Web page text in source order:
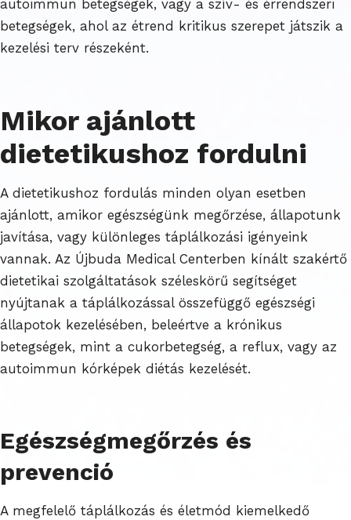
autoimmun betegségek, vagy a szív- és érrendszeri
betegségek, ahol az étrend kritikus szerepet játszik a
kezelési terv részeként.
Mikor ajánlott
dietetikushoz fordulni
A dietetikushoz fordulás minden olyan esetben
ajánlott, amikor egészségünk megőrzése, állapotunk
javítása, vagy különleges táplálkozási igényeink
vannak. Az Újbuda Medical Centerben kínált szakértő
dietetikai szolgáltatások széleskörű segítséget
nyújtanak a táplálkozással összefüggő egészségi
állapotok kezelésében, beleértve a krónikus
betegségek, mint a cukorbetegség, a reflux, vagy az
autoimmun kórképek diétás kezelését.
Egészségmegőrzés és
prevenció
A megfelelő táplálkozás és életmód kiemelkedő